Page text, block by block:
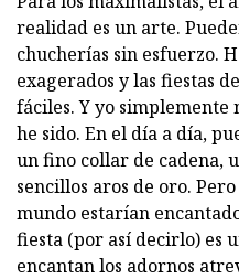
realidad es un arte.
chucherías sin esfuerzo.
exagerados y las fiestas
fáciles. Y yo simplemente
he sido. En el día a día,
un fino collar de cadena,
sencillos aros de oro.
mundo estarían
fiesta (por así decirlo) es
encantan los adornos